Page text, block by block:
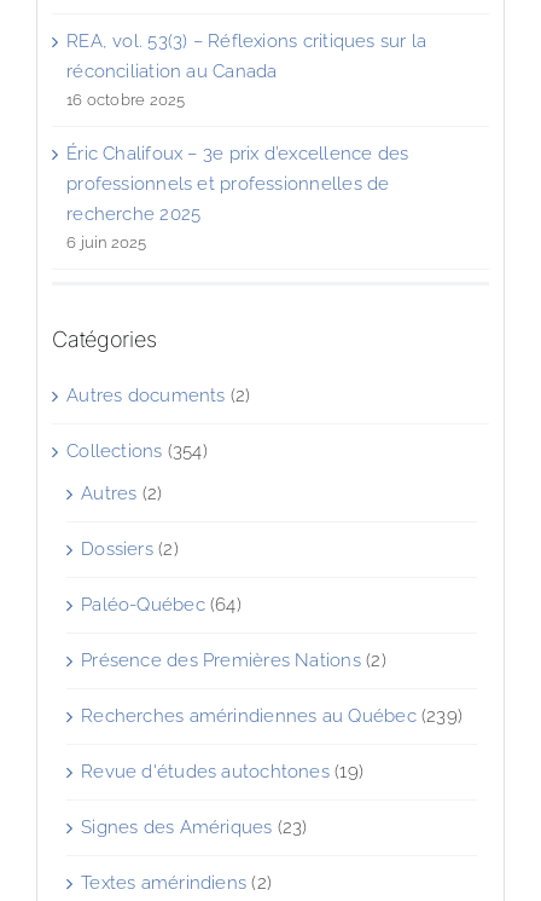
REA, vol. 53(3) – Réflexions critiques sur la
réconciliation au Canada
16 octobre 2025
Éric Chalifoux – 3e prix d’excellence des
professionnels et professionnelles de
recherche 2025
6 juin 2025
Catégories
Autres documents (2)
Collections (354)
Autres (2)
Dossiers (2)
Paléo-Québec (64)
Présence des Premières Nations (2)
Recherches amérindiennes au Québec (239)
Revue d'études autochtones (19)
Signes des Amériques (23)
Textes amérindiens (2)